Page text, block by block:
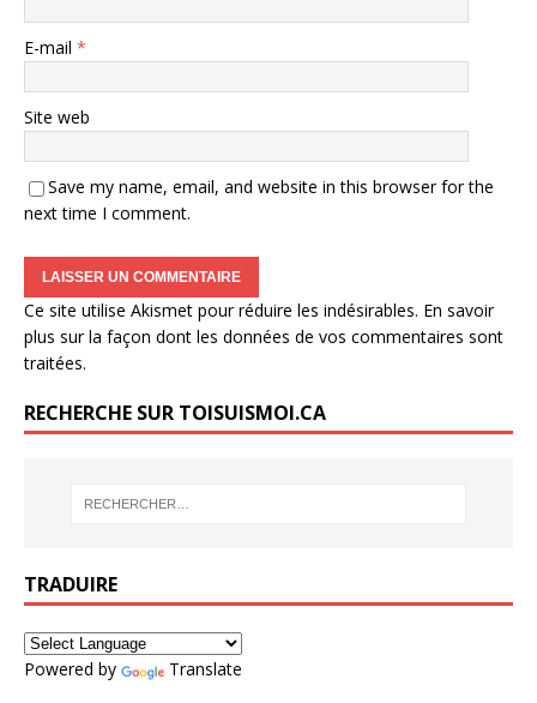
E-mail *
Site web
Save my name, email, and website in this browser for the
next time I comment.
Ce site utilise Akismet pour réduire les indésirables. En savoir
plus sur la façon dont les données de vos commentaires sont
traitées.
RECHERCHE SUR TOISUISMOI.CA
TRADUIRE
Powered by Translate